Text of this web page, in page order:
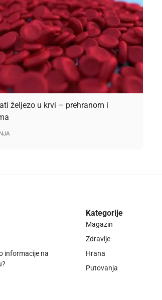
željezo u krvi – prehranom i
informacije na
Kategorije
Magazin
Zdravlje
Hrana
Putovanja